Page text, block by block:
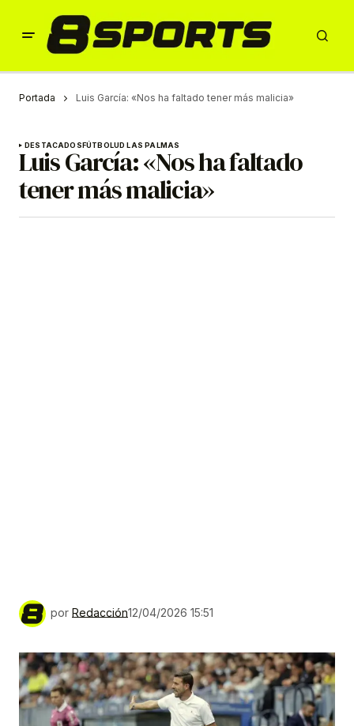
Portada Luis García: «Nos ha faltado tener más malicia»
DESTACADOSFÚTBOLUD LAS PALMAS
Luis García: «Nos ha faltado
tener más malicia»
por Redacción12/04/2026 15:51